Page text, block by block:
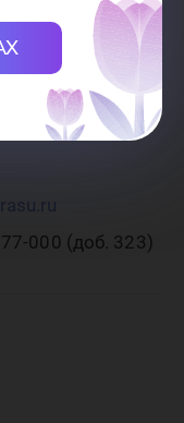
на
.
000 (доб. 323)